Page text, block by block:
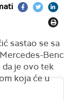
sastao se sa
Benc
da je ovo tek
koja će u